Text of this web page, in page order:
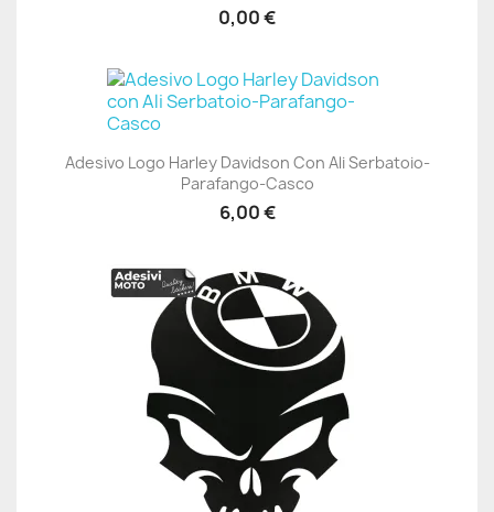
0,00 €
Adesivo Logo Harley Davidson Con Ali Serbatoio-
Parafango-Casco
6,00 €